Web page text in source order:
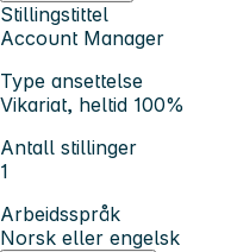
Stillingstittel
Account Manager
Type ansettelse
Vikariat, heltid 100%
Antall stillinger
1
Arbeidsspråk
Norsk eller engelsk